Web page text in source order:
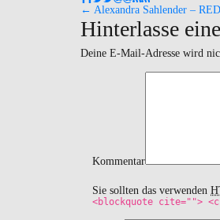
Navigation
(Beiträge)
← Alexandra Sahlender –
Hinterlasse
Deine E-Mail-Adresse wird
Kommentar
Sie sollten das verwenden
<blockquote cite="">